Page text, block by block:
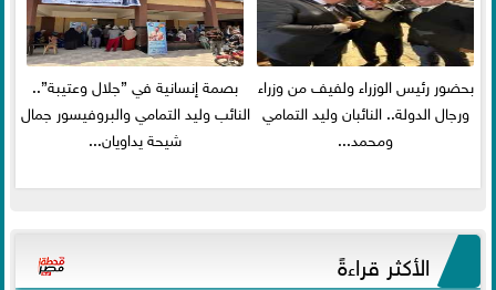
بحضور رئيس الوزراء ولفيف من وزراء
ورجال الدولة.. النائبان وليد التمامي
ومحمد...
بصمة إنسانية في ”جلال وعتيبة”..
النائب وليد التمامي والبروفيسور جمال
شيحة يداويان...
الأكثر قراءةً